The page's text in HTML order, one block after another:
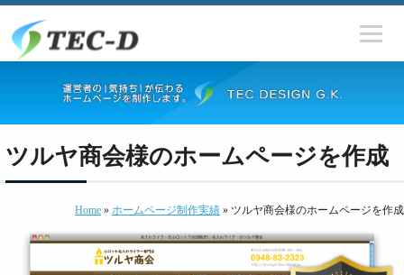
ツルヤ商会様のホームページを作成
Home » ホームページ制作実績 » ツルヤ商会様のホームページを作成